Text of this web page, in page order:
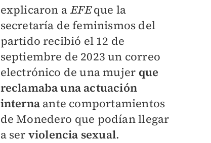
explicaron a EFEque la
secretaría de feminismos del
partido recibió el 12 de
septiembre de 2023 un correo
electrónico de una mujer que
reclamaba una actuación
internaante comportamientos
de Monedero que podían llegar
a ser violencia sexual.